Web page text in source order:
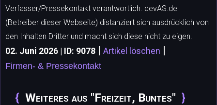
Verfasser/Pressekontakt verantwortlich. devAS.de
(Betreiber dieser Webseite) distanziert sich ausdrücklich von
den Inhalten Dritter und macht sich diese nicht zu eigen.
02. Juni 2026 | ID: 9078 | Artikel löschen |
Firmen- & Pressekontakt
Weiteres aus "Freizeit, Buntes"